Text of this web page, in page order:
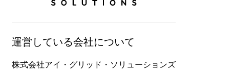
運営している会社について
株式会社アイ・グリッド・ソリューションズ